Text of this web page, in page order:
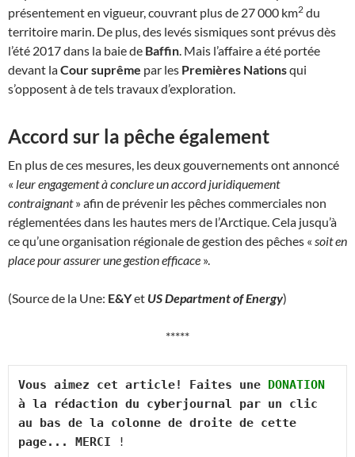
présentement en vigueur, couvrant plus de 27 000 km2 du
territoire marin. De plus, des levés sismiques sont prévus dès
l’été 2017 dans la baie de Baffin. Mais l’affaire a été portée
devant laCour suprême par les Premières Nationsqui
s’opposent à de tels travaux d’exploration.
Accord sur la pêche également
En plus de ces mesures, les deux gouvernements ont annoncé
« leur engagement à conclure un accord juridiquement
contraignant» afin de prévenir les pêches commerciales non
réglementées dans les hautes mers de l’Arctique. Cela jusqu’à
ce qu’une organisation régionale de gestion des pêches « soit en
place pour assurer une gestion efficace ».
(Source de la Une: E&Yet US Department of Energy)
*****
Vous aimez cet article! Faites une DONATION
à la rédaction du cyberjournal par un clic
au bas de la colonne de droite de cette
page... MERCI !